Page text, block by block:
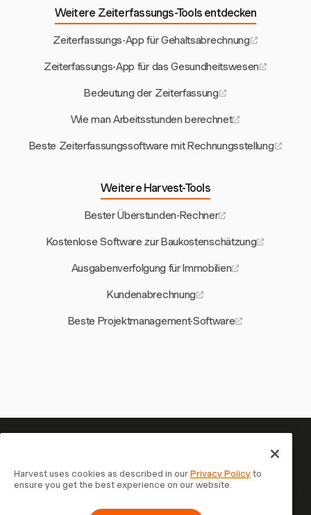
Weitere Zeiterfassungs-Tools entdecken
Zeiterfassungs-App für Gehaltsabrechnung
Zeiterfassungs-App für das Gesundheitswesen
Bedeutung der Zeiterfassung
Wie man Arbeitsstunden berechnet
Beste Zeiterfassungssoftware mit Rechnungsstellung
Weitere Harvest-Tools
Bester Überstunden-Rechner
Kostenlose Software zur Baukostenschätzung
Ausgabenverfolgung für Immobilien
Kundenabrechnung
Beste Projektmanagement-Software
Ihre Zeit verdient es, erfasst zu
werden — starten Sie jetzt
Schließen Sie sich über 70.000 Unternehmen an, die mit
Harvest Zeit erfassen, Kunden abrechnen und schneller
Harvest uses cookies as described in ourPrivacy Policyto
ensure you get the best experience on our website.